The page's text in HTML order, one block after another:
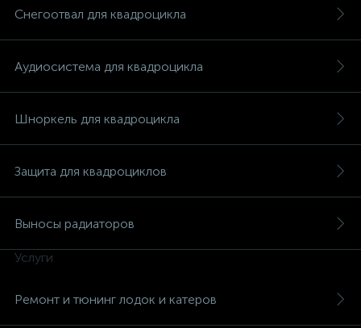
Снегоотвал для квадроцикла
Аудиосистема для квадроцикла
Шноркель для квадроцикла
Защита для квадроциклов
Выносы радиаторов
Услуги
Ремонт и тюнинг лодок и катеров